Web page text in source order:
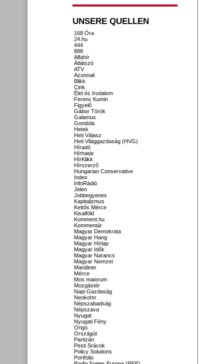
UNSERE QUELLEN
168 Óra
24.hu
444
888
Alfahír
Átlátszó
ATV
Azonnali
Blikk
Cink
Élet és Irodalom
Ferenc Kumin
Figyelő
Gábor Török
Galamus
Gondola
Hetek
Heti Válasz
Heti Világgazdaság (HVG)
Híradó
Hírhatár
HírKlikk
Hírszerző
Hungarian Conservative
Index
InfoRádió
Jelen
Jobbegyenes
Kapitalizmus
Kettős Mérce
Kisalföld
Komment.hu
Kommentár
Magyar Demokrata
Magyar Hang
Magyar Hírlap
Magyar Idők
Magyar Narancs
Magyar Nemzet
Mandiner
Mérce
Mos maiorum
Mozgástér
Napi Gazdaság
Neokohn
Népszabadság
Népszava
Nyugat
Nyugati Fény
Origo
Országút
Partizán
Pesti Srácok
Policy Solutions
Portfolio